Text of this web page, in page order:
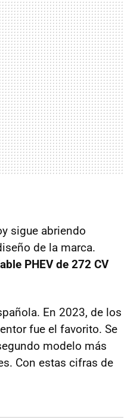
sigue abriendo
de la marca.
PHEV de 272 CV
En 2023, de los
fue el favorito. Se
modelo más
Con estas cifras de